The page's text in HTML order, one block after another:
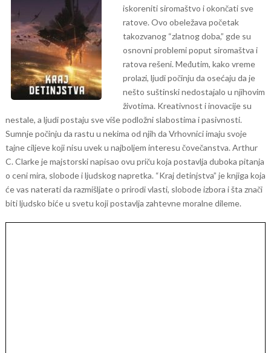
iskoreniti siromaštvo i okončati sve
ratove. Ovo obeležava početak
takozvanog “zlatnog doba,” gde su
osnovni problemi poput siromaštva i
ratova rešeni. Međutim, kako vreme
prolazi, ljudi počinju da osećaju da je
nešto suštinski nedostajalo u njihovim
životima. Kreativnost i inovacije su
nestale, a ljudi postaju sve više podložni slabostima i pasivnosti.
Sumnje počinju da rastu u nekima od njih da Vrhovnici imaju svoje
tajne ciljeve koji nisu uvek u najboljem interesu čovečanstva. Arthur
C. Clarke je majstorski napisao ovu priču koja postavlja duboka pitanja
o ceni mira, slobode i ljudskog napretka. “Kraj detinjstva” je knjiga koja
će vas naterati da razmišljate o prirodi vlasti, slobode izbora i šta znači
biti ljudsko biće u svetu koji postavlja zahtevne moralne dileme.